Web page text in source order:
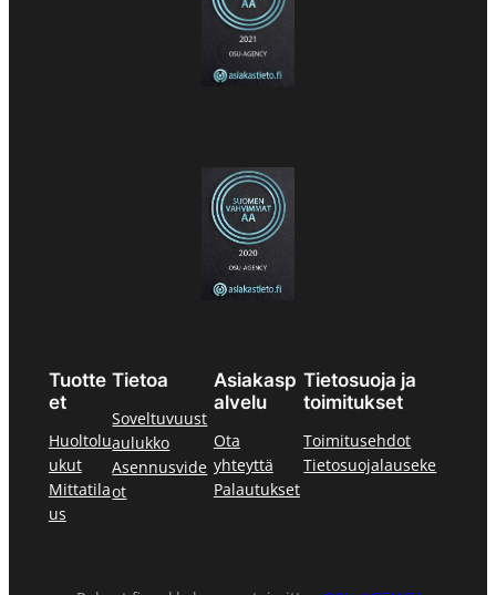
Tuotte
et
Huoltolu
ukut
Mittatila
us
Tietoa
Soveltuvuust
aulukko
Asennusvide
ot
Asiakasp
alvelu
Ota
yhteyttä
Palautukset
Tietosuoja ja
toimitukset
Toimitusehdot
Tietosuojalauseke